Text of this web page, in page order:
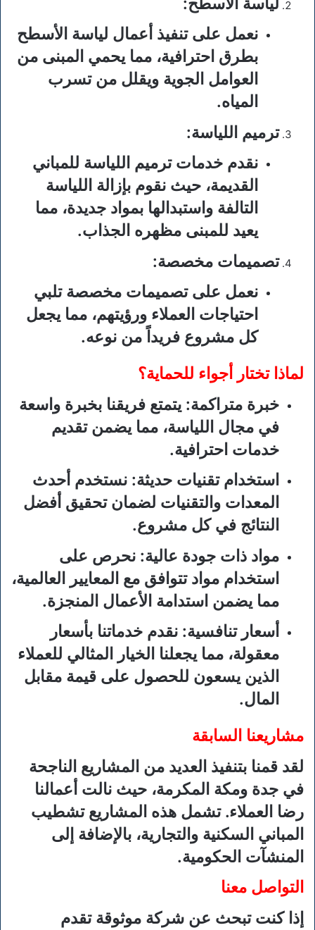
نعمل على تنفيذ أعمال لياسة الأسطح
بطرق احترافية، مما يحمي المبنى من
العوامل الجوية ويقلل من تسرب
المياه.
ترميم اللياسة:
نقدم خدمات ترميم اللياسة للمباني
القديمة، حيث نقوم بإزالة اللياسة
التالفة واستبدالها بمواد جديدة، مما
يعيد للمبنى مظهره الجذاب.
تصميمات مخصصة:
نعمل على تصميمات مخصصة تلبي
احتياجات العملاء ورؤيتهم، مما يجعل
كل مشروع فريداً من نوعه.
لماذا تختار أجواء للحماية؟
خبرة متراكمة: يتمتع فريقنا بخبرة واسعة
في مجال اللياسة، مما يضمن تقديم
خدمات احترافية.
استخدام تقنيات حديثة: نستخدم أحدث
المعدات والتقنيات لضمان تحقيق أفضل
النتائج في كل مشروع.
مواد ذات جودة عالية: نحرص على
استخدام مواد تتوافق مع المعايير العالمية،
مما يضمن استدامة الأعمال المنجزة.
أسعار تنافسية: نقدم خدماتنا بأسعار
معقولة، مما يجعلنا الخيار المثالي للعملاء
الذين يسعون للحصول على قيمة مقابل
المال.
مشاريعنا السابقة
لقد قمنا بتنفيذ العديد من المشاريع الناجحة
في جدة ومكة المكرمة، حيث نالت أعمالنا
رضا العملاء. تشمل هذه المشاريع تشطيب
المباني السكنية والتجارية، بالإضافة إلى
المنشآت الحكومية.
التواصل معنا
إذا كنت تبحث عن شركة موثوقة تقدم